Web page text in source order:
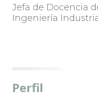
Jefa de Docencia
Ingeniería
Perfil